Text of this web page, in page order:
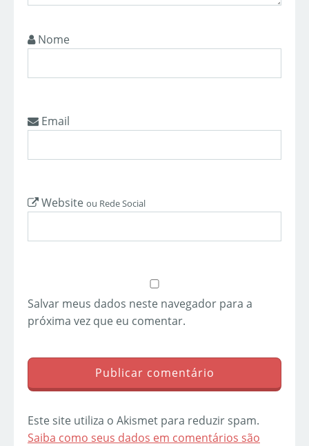
Nome
Email
Website ou Rede Social
Salvar meus dados neste navegador para a
próxima vez que eu comentar.
Este site utiliza o Akismet para reduzir spam.
Saiba como seus dados em comentários são